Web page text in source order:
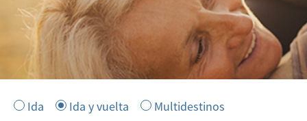
Ida Ida y vuelta Multidestinos